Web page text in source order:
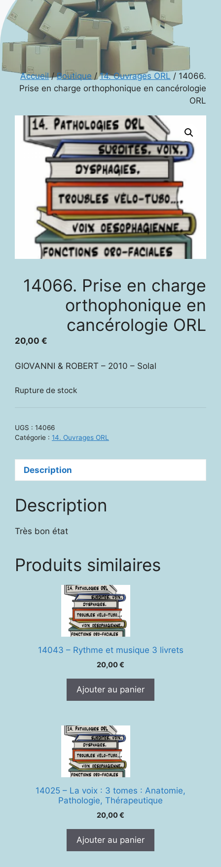
Accueil/Boutique /14. Ouvrages ORL / 14066.
Prise en charge orthophonique en cancérologie
ORL
14066. Prise en charge
orthophonique en
cancérologie ORL
20,00 €
GIOVANNI & ROBERT – 2010 – Solal
Rupture de stock
UGS : 14066
Catégorie : 14. Ouvrages ORL
Description
Description
Très bon état
Produits similaires
14043 – Rythme et musique 3 livrets
20,00€
Ajouter au panier
14025 – La voix : 3 tomes : Anatomie,
Pathologie, Thérapeutique
20,00€
Ajouter au panier